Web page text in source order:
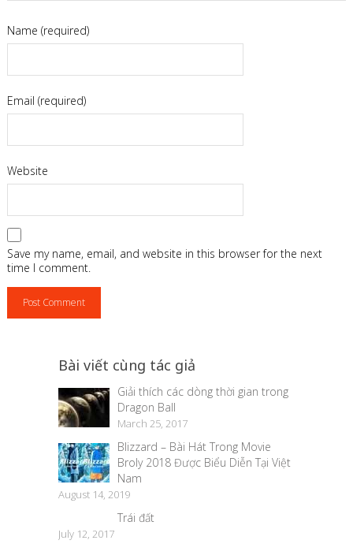
Name (required)
Email (required)
Website
Save my name, email, and website in this browser for the next
time I comment.
Bài viết cùng tác giả
Giải thích các dòng thời gian trong
Dragon Ball
March 25, 2017
Blizzard – Bài Hát Trong Movie
Broly 2018 Được Biểu Diễn Tại Việt
Nam
August 14, 2019
Trái đất
July 12, 2017